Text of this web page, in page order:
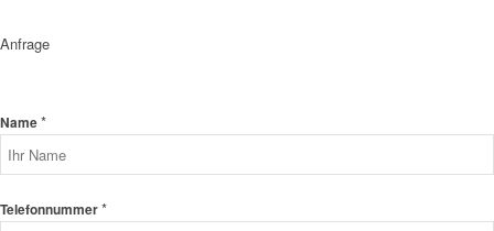
Anfrage
Name*
Telefonnummer*